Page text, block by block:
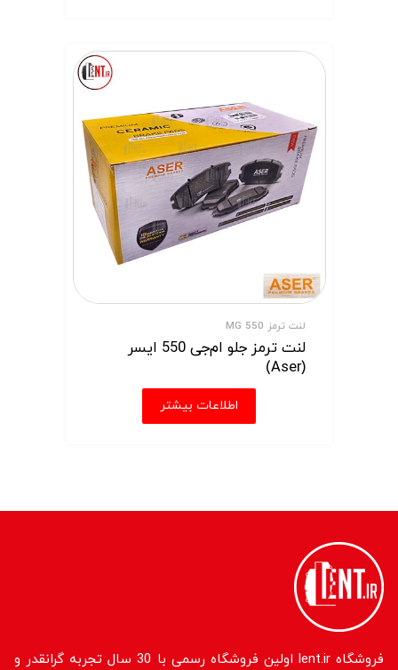
لنت ترمز MG 550
لنت ترمز جلو ام‌جی 550 ایسر
(Aser)
اطلاعات بیشتر
فروشگاه lent.ir اولین فروشگاه رسمی با 30 سال تجربه گرانقدر و